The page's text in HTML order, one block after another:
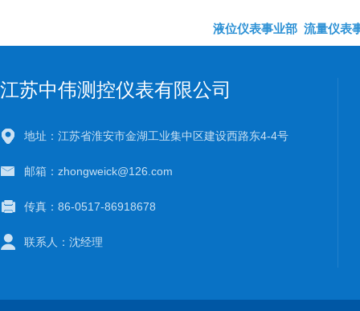
液位仪表事业部 流量仪表
江苏中伟测控仪表有限公司
地址：江苏省淮安市金湖工业集中区建设西路东4-4号
邮箱：zhongweick@126.com
传真：86-0517-86918678
联系人：沈经理